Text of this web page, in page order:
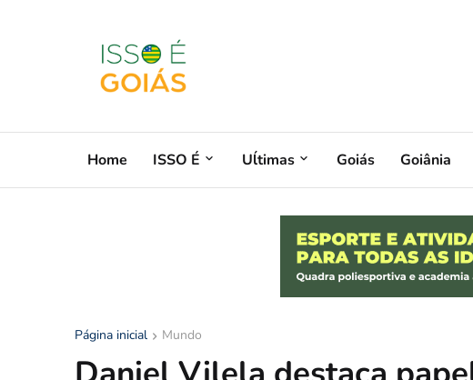
Home ISSO É Uĺtimas Goiás Goiânia
Página inicial Mundo